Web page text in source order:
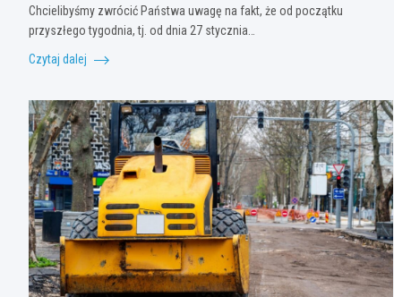
Chcielibyśmy zwrócić Państwa uwagę na fakt, że od początku
przyszłego tygodnia, tj. od dnia 27 stycznia…
Czytaj dalej